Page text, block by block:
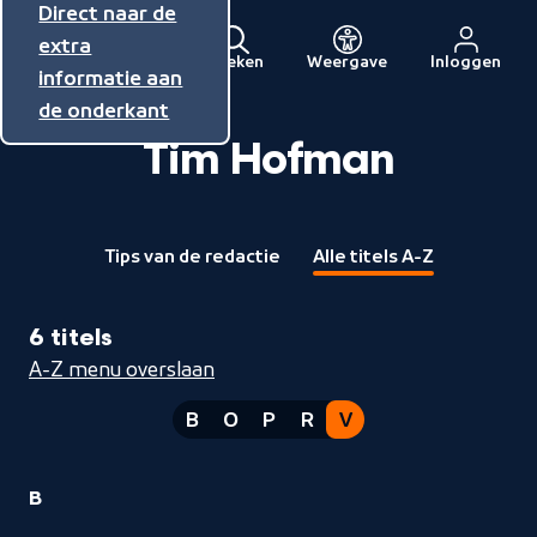
Direct naar de
inhoud
Direct naar de
hoofdnavigatie
Direct naar de
extra
informatie aan
de onderkant
Menu
Naar
de
beginpagina
Zoeken Weergave Inloggen
Tim Hofman
Tips van de redactie Alle titels A-Z
6 titels
A-Z menu overslaan
B O P R V
2
B